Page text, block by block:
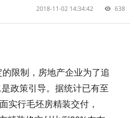
2018-11-02 14:34:42 638
限制，房地产企业为了追
政策引导。据统计已有至
实行毛坯房精装交付，